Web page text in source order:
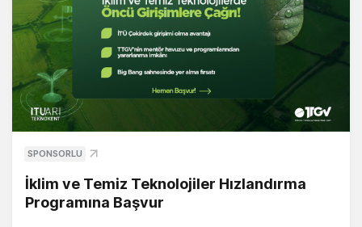
SPONSORLU
İklim ve Temiz Teknolojiler Hızlandırma
Programına Başvur